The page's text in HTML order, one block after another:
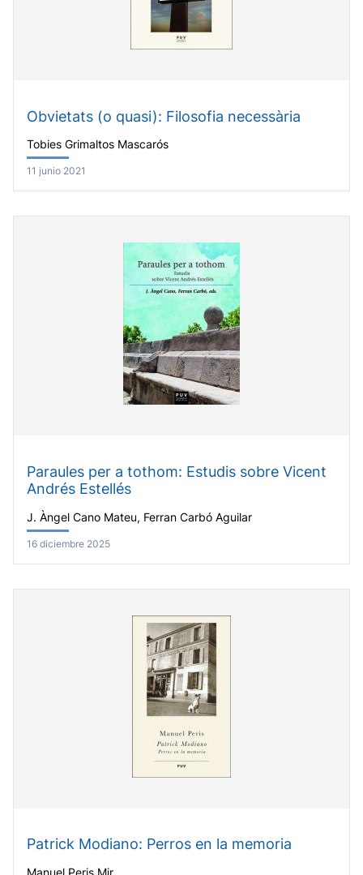
Obvietats (o quasi): Filosofia necessària
Tobies Grimaltos Mascarós
11 junio 2021
Paraules per a tothom: Estudis sobre Vicent
Andrés Estellés
J. Àngel Cano Mateu, Ferran Carbó Aguilar
16 diciembre 2025
Patrick Modiano: Perros en la memoria
Manuel Peris Mir